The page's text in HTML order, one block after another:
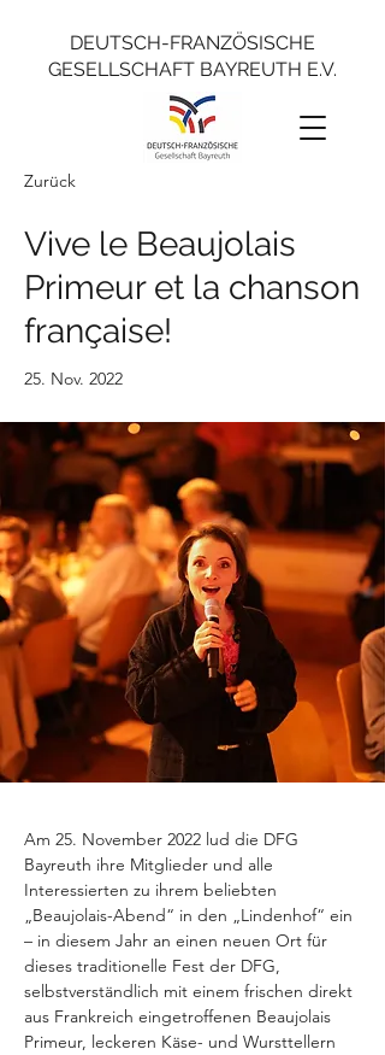
DEUTSCH-FRANZÖSISCHE
GESELLSCHAFT BAYREUTH E.V.
Zurück
Vive le Beaujolais
Primeur et la chanson
française!
25. Nov. 2022
Am 25. November 2022 lud die DFG
Bayreuth ihre Mitglieder und alle
Interessierten zu ihrem beliebten
„Beaujolais-Abend“ in den „Lindenhof“ ein
– in diesem Jahr an einen neuen Ort für
dieses traditionelle Fest der DFG,
selbstverständlich mit einem frischen direkt
aus Frankreich eingetroffenen Beaujolais
Primeur, leckeren Käse- und Wursttellern